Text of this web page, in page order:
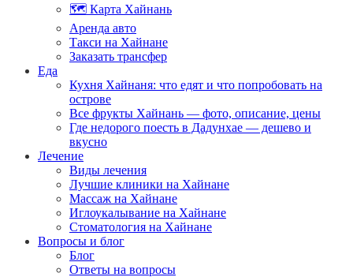
🗺️ Карта Хайнань
Аренда авто
Такси на Хайнане
Заказать трансфер
Еда
Кухня Хайнаня: что едят и что попробовать на
острове
Все фрукты Хайнань — фото, описание, цены
Где недорого поесть в Дадунхае — дешево и
вкусно
Лечение
Виды лечения
Лучшие клиники на Хайнане
Массаж на Хайнане
Иглоукалывание на Хайнане
Стоматология на Хайнане
Вопросы и блог
Блог
Ответы на вопросы